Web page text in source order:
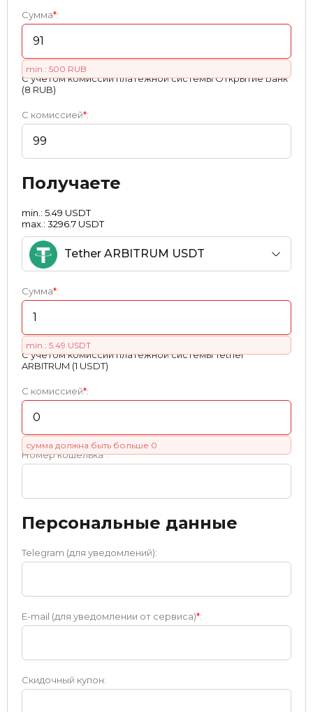
Сумма*:
min.: 500 RUB
С учетом комиссии платежной системы Открытие Банк
(8 RUB)
С комиссией*:
Получаете
min.: 5.49 USDT
max.: 3296.7 USDT
Tether ARBITRUM USDT
Сумма*:
min.: 5.49 USDT
С учетом комиссии платежной системы Tether
ARBITRUM (1 USDT)
С комиссией*:
сумма должна быть больше 0
Номер кошелька*:
Персональные данные
Telegram (для уведомлений):
E-mail (для уведомлении от сервиса)*:
Скидочный купон: